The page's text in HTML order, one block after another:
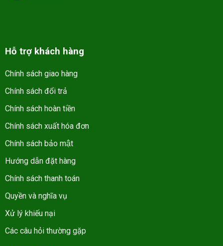
Hỗ trợ khách hàng
Chính sách giao hàng
Chính sách đổi trả
Chính sách hoàn tiền
Chính sách xuất hóa đơn
Chính sách bảo mật
Hướng dẫn đặt hàng
Chính sách thanh toán
Quyền và nghĩa vụ
Xử lý khiếu nại
Các câu hỏi thường gặp